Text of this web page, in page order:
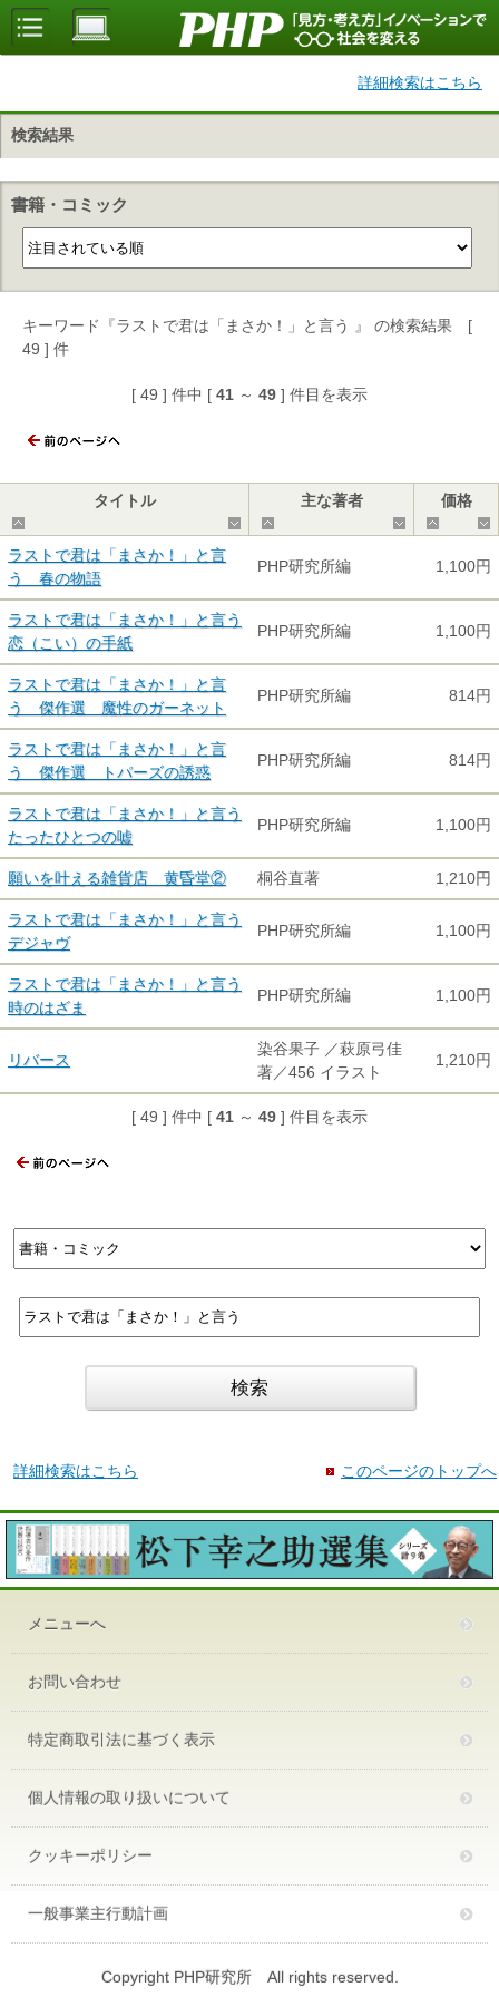
詳細検索はこちら
検索結果
書籍・コミック
キーワード『ラストで君は「まさか！」と言う 』 の検索結果 [
49 ] 件
[ 49 ] 件中 [ 41 ～ 49 ] 件目を表示
タイトル
主な著者
価格
ラストで君は「まさか！」と言
う 春の物語
PHP研究所編 1,100円
ラストで君は「まさか！」と言う
恋（こい）の手紙
PHP研究所編 1,100円
ラストで君は「まさか！」と言
う 傑作選 魔性のガーネット
PHP研究所編 814円
ラストで君は「まさか！」と言
う 傑作選 トパーズの誘惑
PHP研究所編 814円
ラストで君は「まさか！」と言う
たったひとつの嘘
PHP研究所編 1,100円
願いを叶える雑貨店 黄昏堂② 桐谷直著 1,210円
ラストで君は「まさか！」と言う
デジャヴ
PHP研究所編 1,100円
ラストで君は「まさか！」と言う
時のはざま
PHP研究所編 1,100円
リバース
染谷果子 ／萩原弓佳
著／456 イラスト
1,210円
[ 49 ] 件中 [ 41 ～ 49 ] 件目を表示
詳細検索はこちら このページのトップへ
メニューへ
お問い合わせ
特定商取引法に基づく表示
個人情報の取り扱いについて
クッキーポリシー
一般事業主行動計画
Copyright PHP研究所 All rights reserved.